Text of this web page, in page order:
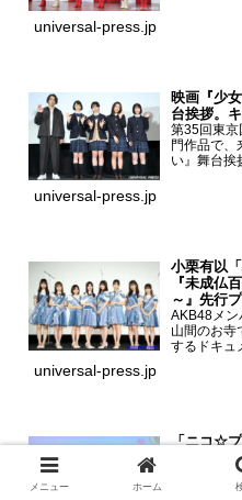
一ノ瀬美
universal-press.jp
映画『少
台挨拶。
第35回東京
門作品で、
い』舞台挨
宮山莉渚
universal-press.jp
小栗有以
『未成仏
～』先行
AKB48メン
山間のお寺
するドキュ
AKB48異
挨拶が東
universal-press.jp
「ニコ☆プ
待される
女子小学
（新潮社
メニュー ホーム